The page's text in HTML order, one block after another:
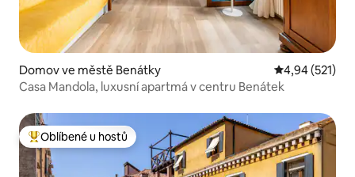
Domov ve městě Benátky Průměrné
4,94 (521)
Casa Mandola, luxusní apartmá v centru Benátek
Nejlepší v kategorii Oblíbené u hostů
Oblíbené u hostů